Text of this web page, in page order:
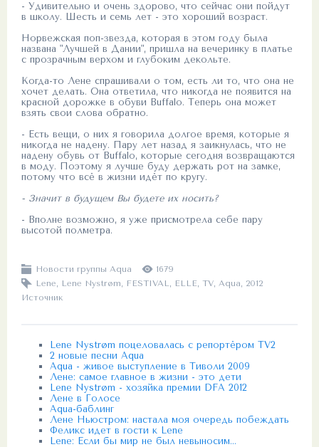
- Удивительно и очень здорово, что сейчас они пойдут
в школу. Шесть и семь лет - это хороший возраст.
Норвежская поп-звезда, которая в этом году была
названа "Лучшей в Дании", пришла на вечеринку в платье
с прозрачным верхом и глубоким декольте.
Когда-то Лене спрашивали о том, есть ли то, что она не
хочет делать. Она ответила, что никогда не появится на
красной дорожке в обуви Buffalo. Теперь она может
взять свои слова обратно.
- Есть вещи, о них я говорила долгое время, которые я
никогда не надену. Пару лет назад я заикнулась, что не
надену обувь от Buffalo, которые сегодня возвращаются
в моду. Поэтому я лучше буду держать рот на замке,
потому что всё в жизни идёт по кругу.
- Значит в будущем Вы будете их носить?
- Вполне возможно, я уже присмотрела себе пару
высотой полметра.
Новости группы Aqua
1679
Lene, Lene Nystrøm, FESTIVAL, ELLE, TV, Aqua, 2012
Источник
Lene Nystrøm поцеловалась с репортёром TV2
2 новые песни Aqua
Aqua - живое выступление в Тиволи 2009
Лене: самое главное в жизни - это дети
Lene Nystrøm - хозяйка премии DFA 2012
Лене в Голосе
Aqua-баблинг
Лене Ньюстром: настала моя очередь побеждать
Феликс идет в гости к Lene
Lene: Если бы мир не был невыносим...